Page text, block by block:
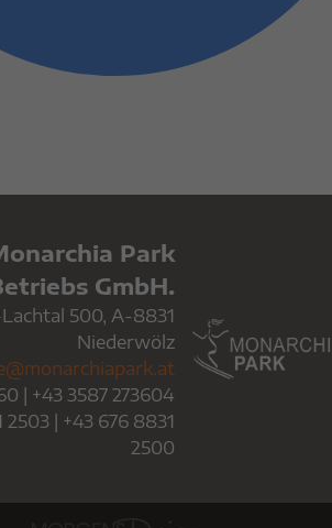
Park
GmbH.
500, A-8831
Niederwölz
+43 3587 273604
2503
+43 676 8831
2500